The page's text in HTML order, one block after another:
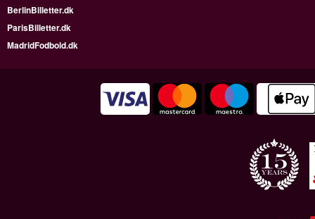
BerlinBilletter.dk
ParisBilletter.dk
MadridFodbold.dk